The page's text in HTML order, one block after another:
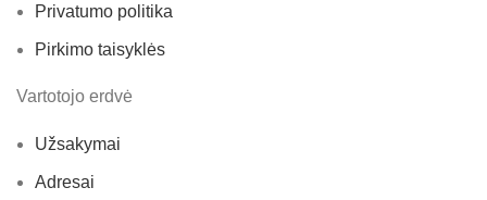
Privatumo politika
Pirkimo taisyklės
Vartotojo erdvė
Užsakymai
Adresai